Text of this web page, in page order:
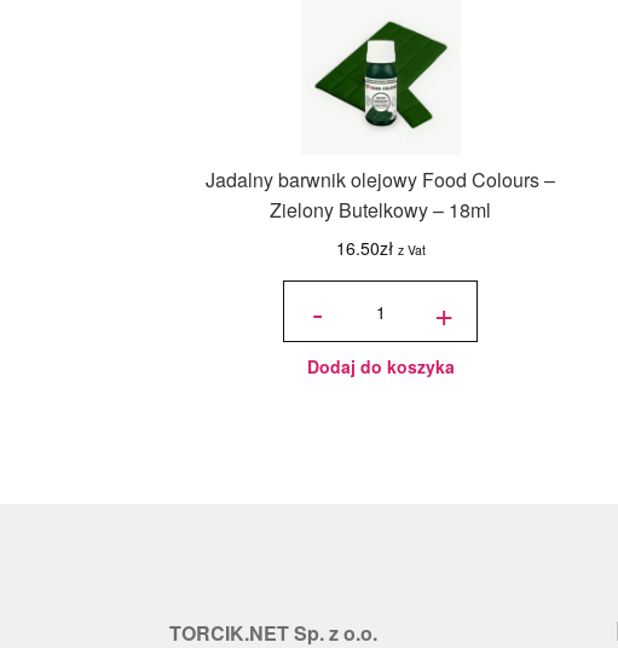
Jadalny barwnik olejowy Food Colours –
Zielony Butelkowy – 18ml
16.50zł z Vat
-
ilość
olejowy
Food
Zielony
Butelkowy
+
Dodaj do koszyka
TORCIK.NET Sp. z o.o.